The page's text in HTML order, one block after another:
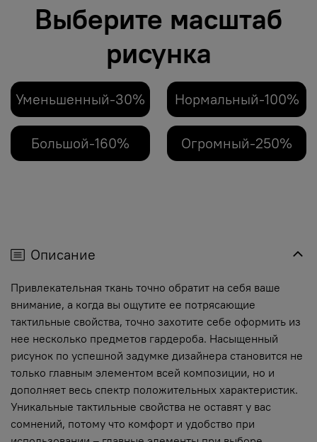
Выберите масштаб
рисунка
Уменьшенный-30% Нормальный-100%
Большой-160% Огромный-250%
Описание
Привлекательная ткань точно обратит на себя ваше
внимание, а когда вы ощутите ее потрясающие
тактильные свойства, точно захотите себе оформить из
нее несколько предметов гардероба. Насыщенный
рисунок по успешной задумке дизайнера становится не
только главным элементом всей композиции, но и
дополняет весь спектр положительных характеристик.
Уникальные тактильные свойства не оставят у вас
сомнений, потому что комфорт и удобство при